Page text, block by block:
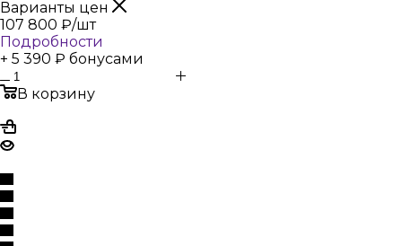
Варианты цен
107 800 ₽/шт
Подробности
+ 5 390 ₽ бонусами
В корзину